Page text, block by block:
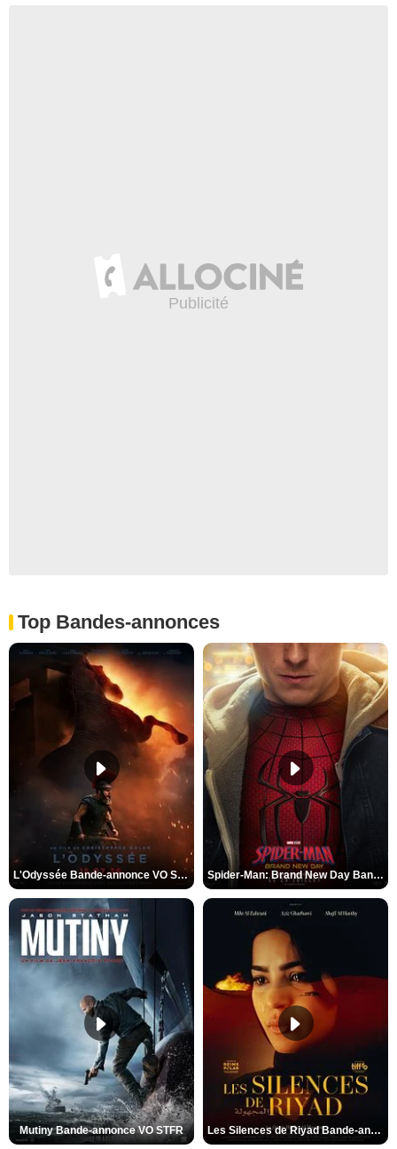
Top Bandes-annonces
L'Odyssée Bande-annonce VO STFR Spider-Man: Brand New Day Bande-annonce VO STFR
Mutiny Bande-annonce VO STFR Les Silences de Riyad Bande-annonce VO STFR